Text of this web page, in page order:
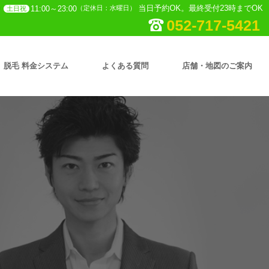
土日祝 11:00～23:00 （定休日：水曜日） 当日予約OK。最終受付23時までOK
052-717-5421
脱毛 料金システム よくある質問 店舗・地図のご案内